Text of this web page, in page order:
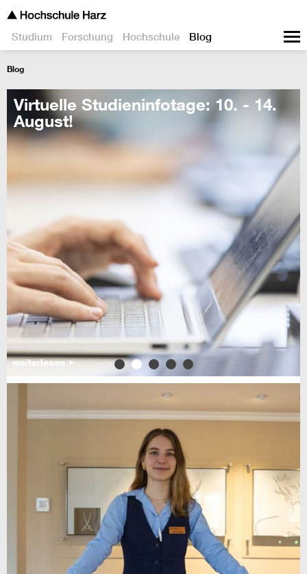
Studium Forschung Hochschule Blog
Blog
Virtuelle Studieninfotage: 10. - 14.
August!
weiterlesen